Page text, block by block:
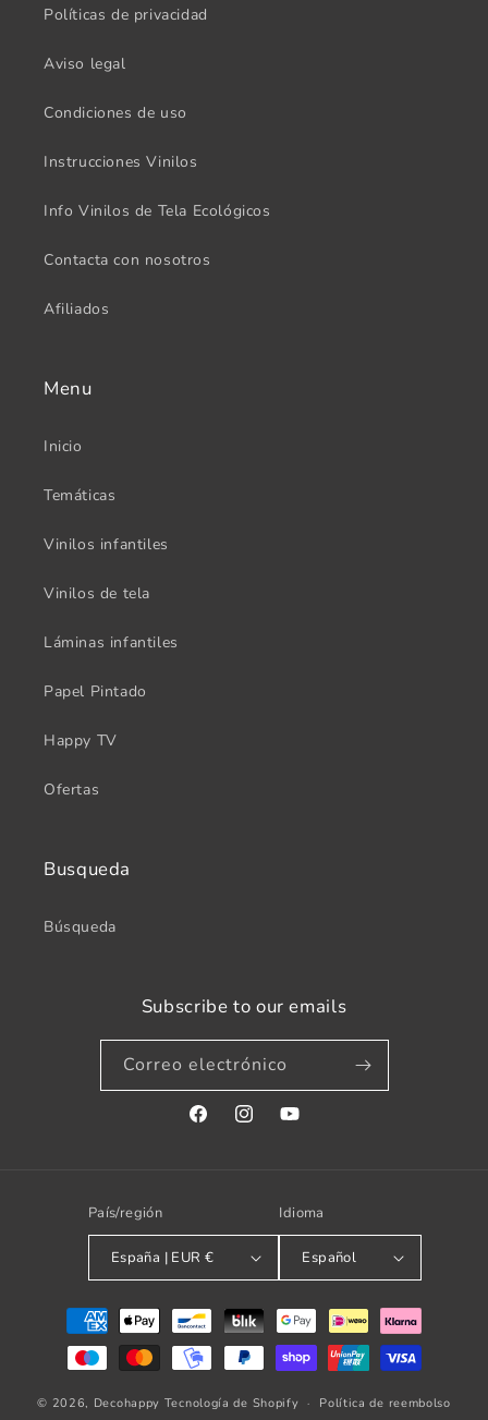
Políticas de privacidad
Aviso legal
Condiciones de uso
Instrucciones Vinilos
Info Vinilos de Tela Ecológicos
Contacta con nosotros
Afiliados
Menu
Inicio
Temáticas
Vinilos infantiles
Vinilos de tela
Láminas infantiles
Papel Pintado
Happy TV
Ofertas
Busqueda
Búsqueda
Subscribe to our emails
Correo electrónico
FacebookInstagramYouTube
País/región
España | EUR €
Idioma
Español
Formas
pago
© 2026, Decohappy Tecnología de Shopify Política de reembolso